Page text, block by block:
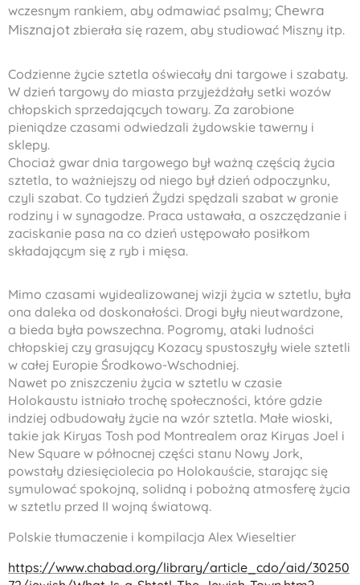
wczesnym rankiem, aby odmawiać psalmy; Chewra
Misznajot zbierała się razem, aby studiować Miszny itp.
Codzienne życie sztetla oświecały dni targowe i szabaty.
W dzień targowy do miasta przyjeżdżały setki wozów
chłopskich sprzedających towary. Za zarobione
pieniądze czasami odwiedzali żydowskie tawerny i
sklepy.
Chociaż gwar dnia targowego był ważną częścią życia
sztetla, to ważniejszy od niego był dzień odpoczynku,
czyli szabat. Co tydzień Żydzi spędzali szabat w gronie
rodziny i w synagodze. Praca ustawała, a oszczędzanie i
zaciskanie pasa na co dzień ustępowało posiłkom
składającym się z ryb i mięsa.
Mimo czasami wyidealizowanej wizji życia w sztetlu, była
ona daleka od doskonałości. Drogi były nieutwardzone,
a bieda była powszechna. Pogromy, ataki ludności
chłopskiej czy grasujący Kozacy spustoszyły wiele sztetli
w całej Europie Środkowo-Wschodniej.
Nawet po zniszczeniu życia w sztetlu w czasie
Holokaustu istniało trochę społeczności, które gdzie
indziej odbudowały życie na wzór sztetla. Małe wioski,
takie jak Kiryas Tosh pod Montrealem oraz Kiryas Joel i
New Square w północnej części stanu Nowy Jork,
powstały dziesięciolecia po Holokauście, starając się
symulować spokojną, solidną i pobożną atmosferę życia
w sztetlu przed II wojną światową.
Polskie tłumaczenie i kompilacja Alex Wieseltier
https://www.chabad.org/library/article_cdo/aid/30250